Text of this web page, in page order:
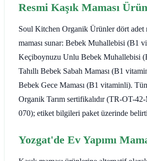
Resmi Kaşık Maması
Soul Kitchen Organik Ürünler dört adet
maması sunar: Bebek Muhallebisi (B1
Keçiboynuzu Unlu Bebek Muhallebisi
Tahıllı Bebek Sabah Maması (B1
Bebek Gece Maması (B1 vitaminli).
Organik Tarım sertifikalıdır (TR-OT-
070); etiket bilgileri paket üzerinde
Yozgat'de Ev Yapımı